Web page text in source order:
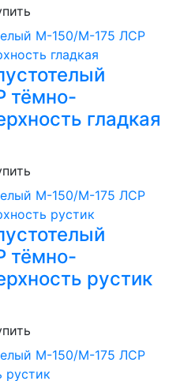
тёмно-
гладкая
тёмно-
рустик